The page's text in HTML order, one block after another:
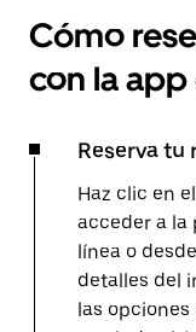
Cómo
con la
Reserva tu
Haz clic en
acceder a la
línea o
detalles del
las opciones